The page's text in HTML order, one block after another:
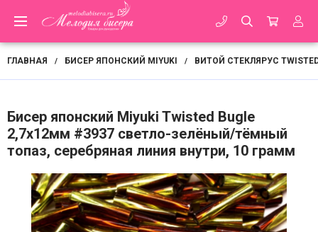
ГЛАВНАЯ / БИСЕР ЯПОНСКИЙ MIYUKI / ВИТОЙ СТЕКЛЯРУС
Бисер японский Miyuki Twisted Bugle
2,7х12мм #3937 светло-зелёный/тёмный
топаз, серебряная линия внутри, 10 грамм